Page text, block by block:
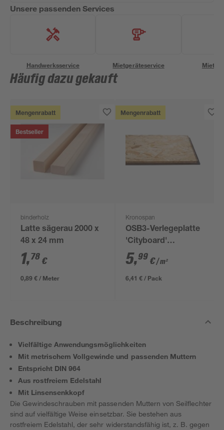
Unsere passenden Services
Handwerksservice Mietgeräteservice
Häufig dazu gekauft
Mengenrabatt
Bestseller
binderholz
Latte sägerau 2000 x
48 x 24 mm
1,78 €
0,89 € / Meter
Mengenrabatt
Kronospan
OSB3-Verlegeplatte
'Cityboard'
ungeschliffen 1690 x
634 x 12 mm
5,99 €/ m²
6,41 € / Pack
Beschreibung
Vielfältige Anwendungsmöglichkeiten
Mit metrischem Vollgewinde und passenden Muttern
Entspricht DIN 964
Aus rostfreiem Edelstahl
Mit Linsensenkkopf
Die Gewindeschrauben mit passenden Muttern von Seilflechter
sind auf vielfältige Weise einsetzbar. Sie bestehen aus
rostfreiem Edelstahl, der sehr widerstandsfähig ist, z. B. gegen